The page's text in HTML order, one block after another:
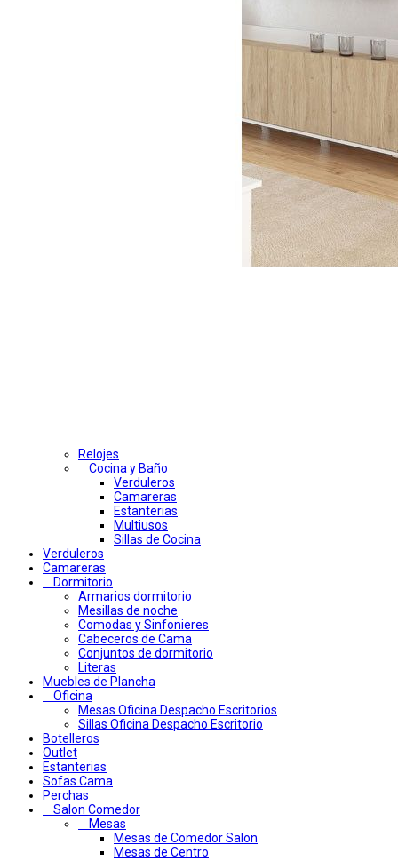
Relojes
Cocina y Baño
Verduleros
Camareras
Estanterias
Multiusos
Sillas de Cocina
Verduleros
Camareras
Dormitorio
Armarios dormitorio
Mesillas de noche
Comodas y Sinfonieres
Cabeceros de Cama
Conjuntos de dormitorio
Literas
Muebles de Plancha
Oficina
Mesas Oficina Despacho Escritorios
Sillas Oficina Despacho Escritorio
Botelleros
Outlet
Estanterias
Sofas Cama
Perchas
Salon Comedor
Mesas
Mesas de Comedor Salon
Mesas de Centro